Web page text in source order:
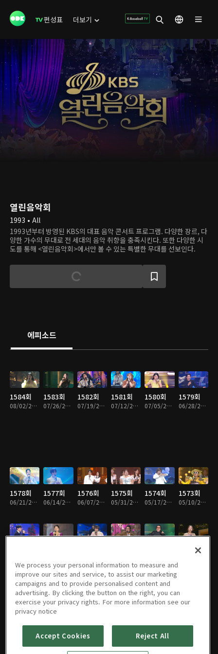
편성표 더보기
열린음악회
1993 • All
1993년부터 방영된 KBS의 대표 음악 콘서트 프로그램. 다양한 장르, 다
양한 가수의 무대로 전 세대의 음악 취향을 충족시킨다. 또한 다양한 시
도를 통해 <열린음악회>에서만 볼 수 있는 특별한 무대를 선보인다.
에피소드
1584회
08/02/2026 • 59분
1583회
07/26/2026 • 1시간
1582회
07/19/2026 • 1시간
1581회
07/12/2026 • 1시간 19분
1580회
07/05/2026 • 1시간 21분
1579회
06/28/2026 • 56분
1578회
06/21/2026 • 1시간 20분
1577회
06/14/2026 • 1시간 23분
1576회
06/07/2026 • 58분
1575회
05/31/2026 • 1시간 17분
1574회
05/17/2026 • 58분
1573회
05/10/2026 • 58분
1567회
1566회
03/22/2026 • 58분
1565회 1564회 1563회 1562회 1561회
We process your personal information to measure and
improve our sites and service, to assist our marketing
campaigns and to provide personalised content and
advertising. By clicking the button on the right, you can
exercise your privacy rights. For more information see our
privacy notice
Accept Cookies Reject All